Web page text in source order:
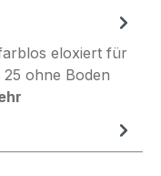
eloxiert für
ohne Boden